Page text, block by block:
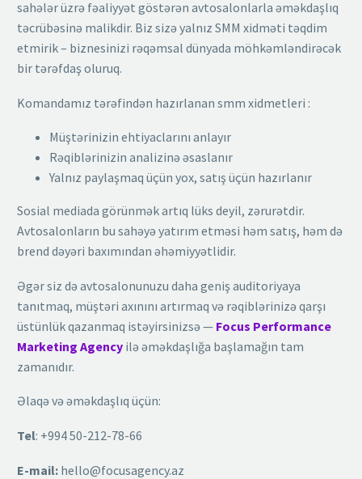
sahələr üzrə fəaliyyət göstərən avtosalonlarla əməkdaşlıq
təcrübəsinə malikdir. Biz sizə yalnız SMM xidməti təqdim
etmirik – biznesinizi rəqəmsal dünyada möhkəmləndirəcək
bir tərəfdaş oluruq.
Komandamız tərəfindən hazırlanan smm xidmetleri :
Müştərinizin ehtiyaclarını anlayır
Rəqiblərinizin analizinə əsaslanır
Yalnız paylaşmaq üçün yox, satış üçün hazırlanır
Sosial mediada görünmək artıq lüks deyil, zərurətdir.
Avtosalonların bu sahəyə yatırım etməsi həm satış, həm də
brend dəyəri baxımından əhəmiyyətlidir.
Əgər siz də avtosalonunuzu daha geniş auditoriyaya
tanıtmaq, müştəri axınını artırmaq və rəqiblərinizə qarşı
üstünlük qazanmaq istəyirsinizsə — Focus Performance
Marketing Agency ilə əməkdaşlığa başlamağın tam
zamanıdır.
Əlaqə və əməkdaşlıq üçün:
Tel: +994 50-212-78-66
E-mail: hello@focusagency.az